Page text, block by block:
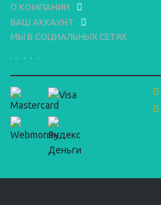
О КОМПАНИИ
ВАШ АККАУНТ
МЫ В СОЦИАЛЬНЫХ СЕТЯХ